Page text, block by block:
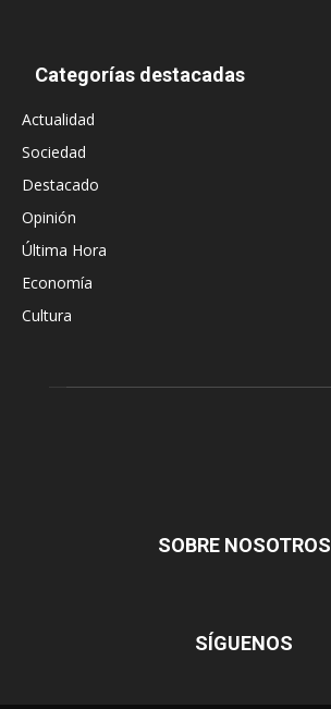
Categorías destacadas
Actualidad
Sociedad
Destacado
Opinión
Última Hora
Economía
Cultura
SOBRE NOSOTROS
SÍGUENOS